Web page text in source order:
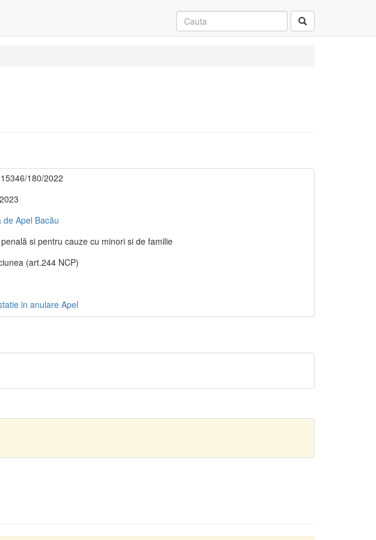
180/2022
de Apel Bacău
si pentru cauze cu minori si de familie
(art.244 NCP)
in anulare Apel